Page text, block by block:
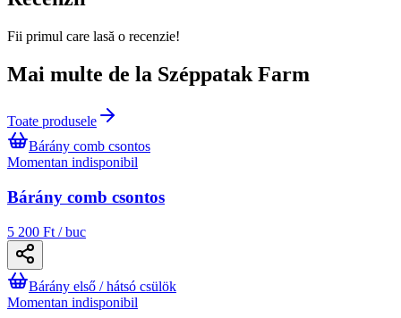
Fii primul care lasă o recenzie!
Mai multe de la Széppatak Farm
Toate produsele
Bárány comb csontos
Momentan indisponibil
Bárány comb csontos
5 200 Ft / buc
Bárány első / hátsó csülök
Momentan indisponibil